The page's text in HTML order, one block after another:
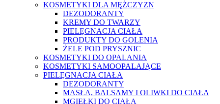
KOSMETYKI DLA MĘŻCZYZN
DEZODORANTY
KREMY DO TWARZY
PIELĘGNACJA CIAŁA
PRODUKTY DO GOLENIA
ŻELE POD PRYSZNIC
KOSMETYKI DO OPALANIA
KOSMETYKI SAMOOPALAJĄCE
PIELĘGNACJA CIAŁA
DEZODORANTY
MASŁA, BALSAMY I OLIWKI DO CIAŁA
MGIEŁKI DO CIAŁA